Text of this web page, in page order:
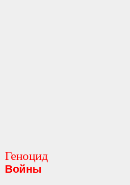
Геноцид
Войны